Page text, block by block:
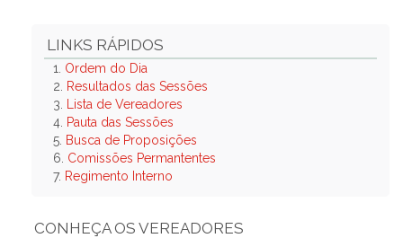
LINKS RÁPIDOS
1. Ordem do Dia
2.
Resultados das Sessões
3.
Lista de Vereadores
4. Pauta das Sessões
5. Busca de Proposições
6. Comissões Permantentes
7. Regimento Interno
CONHEÇA OS VEREADORES